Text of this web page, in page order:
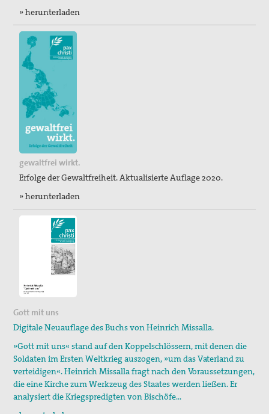
» herunterladen
gewaltfrei wirkt.
Erfolge der Gewaltfreiheit. Aktualisierte Auflage 2020.
» herunterladen
Gott mit uns
Digitale Neuauflage des Buchs von Heinrich Missalla.
»Gott mit uns« stand auf den Koppelschlössern, mit denen die
Soldaten im Ersten Weltkrieg auszogen, »um das Vaterland zu
verteidigen«. Heinrich Missalla fragt nach den Voraussetzungen,
die eine Kirche zum Werkzeug des Staates werden ließen. Er
analysiert die Kriegspredigten von Bischöfe…